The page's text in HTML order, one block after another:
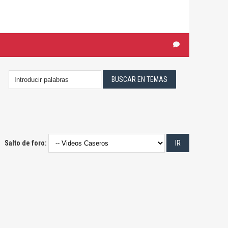
Salto de foro: